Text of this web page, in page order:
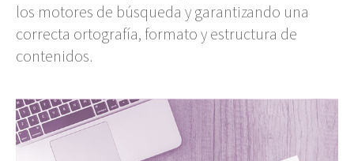
los motores de búsqueda y garantizando una
correcta ortografía, formato y estructura de
contenidos.